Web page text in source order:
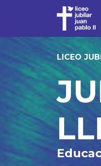
LICEO